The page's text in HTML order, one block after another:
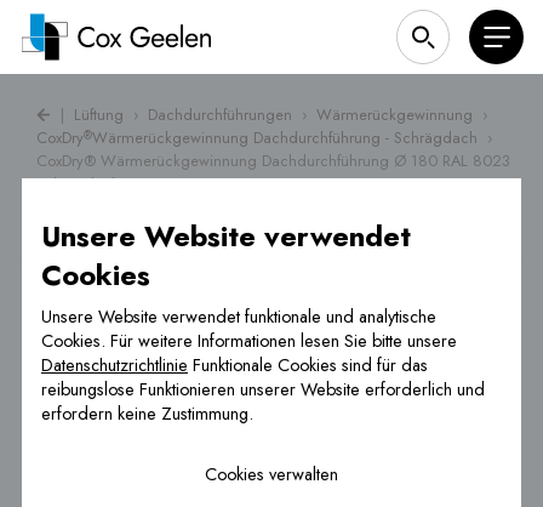
| Lüftung › Dachdurchführungen › Wärmerückgewinnung ›
CoxDry®Wärmerückgewinnung Dachdurchführung - Schrägdach ›
CoxDry® Wärmerückgewinnung Dachdurchführung Ø 180 RAL 8023
Schrägdach
Unsere Website verwendet
Cookies
Unsere Website verwendet funktionale und analytische
Cookies. Für weitere Informationen lesen Sie bitte unsere
Datenschutzrichtlinie Funktionale Cookies sind für das
reibungslose Funktionieren unserer Website erforderlich und
erfordern keine Zustimmung.
Cookies verwalten